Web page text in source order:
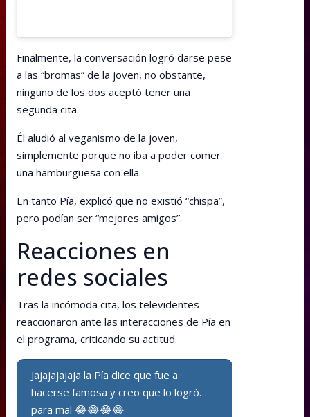
Finalmente, la conversación logró darse pese
a las “bromas” de la joven, no obstante,
ninguno de los dos aceptó tener una
segunda cita.
Él aludió al veganismo de la joven,
simplemente porque no iba a poder comer
una hamburguesa con ella.
En tanto Pía, explicó que no existió “chispa”,
pero podían ser “mejores amigos”.
Reacciones en
redes sociales
Tras la incómoda cita, los televidentes
reaccionaron ante las interacciones de Pía en
el programa, criticando su actitud.
Jajajajajaja la Pía dice que fue a
hacerse famosa y creo que lo logró…
para mal 😂😂😂😂